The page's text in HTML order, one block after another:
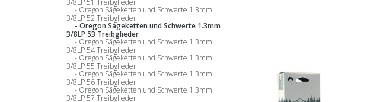
3/8LP 51 Treibglieder
Oregon Sägeketten und Schwerte 1.3mm
3/8LP 52 Treibglieder
Oregon Sägeketten und Schwerte 1.3mm
3/8LP 53 Treibglieder
Oregon Sägeketten und Schwerte 1.3mm
3/8LP 54 Treibglieder
Oregon Sägeketten und Schwerte 1.3mm
3/8LP 55 Treibglieder
Oregon Sägeketten und Schwerte 1.3mm
3/8LP 56 Treibglieder
Oregon Sägeketten und Schwerte 1.3mm
3/8LP 57 Treibglieder